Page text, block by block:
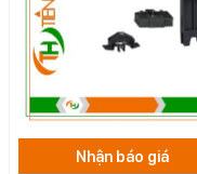
Nhận báo giá